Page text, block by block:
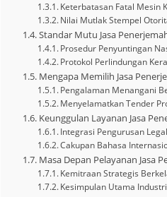
Keterbatasan Fatal Mesin
Nilai Mutlak Stempel
Standar Mutu Jasa
Prosedur Penyuntingan
Protokol Perlindungan
Mengapa Memilih Jasa
Pengalaman Menangani
Menyelamatkan Tender
Keunggulan Layanan Jasa
Integrasi Pengurusan
Cakupan Bahasa
Masa Depan Pelayanan Jasa
Kemitraan Strategis
Kesimpulan Utama